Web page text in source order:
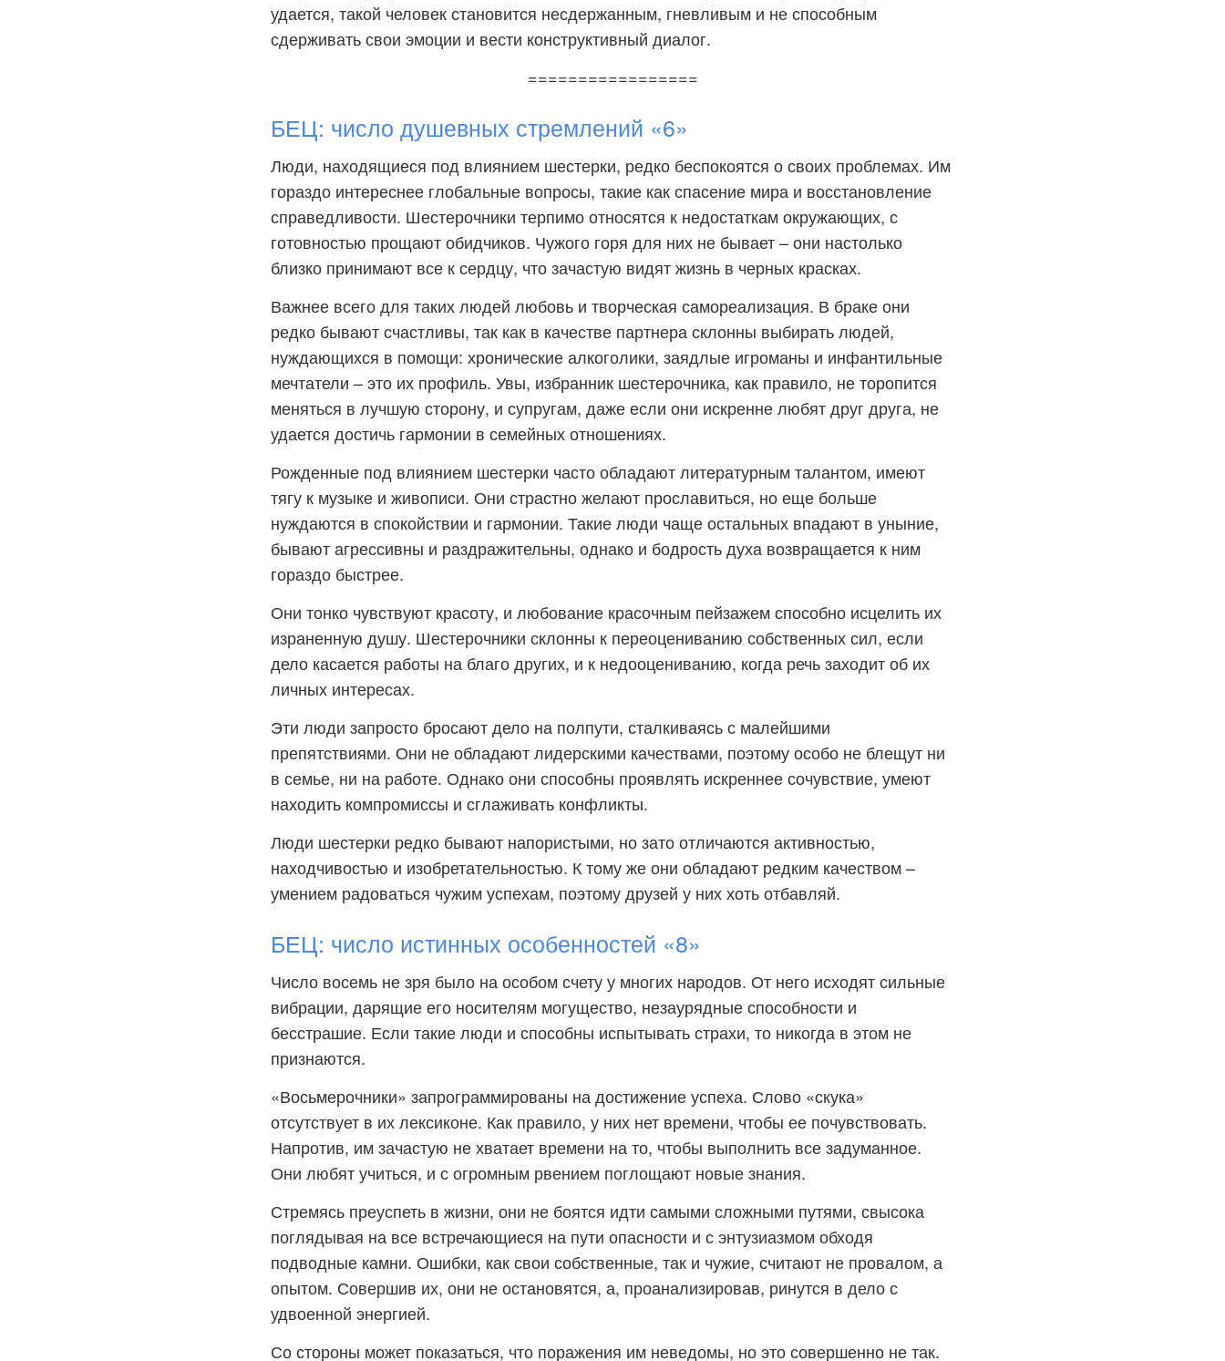
удается, такой человек становится несдержанным, гневливым и не способным
сдерживать свои эмоции и вести конструктивный диалог.
=================
БЕЦ: число душевных стремлений «6»
Люди, находящиеся под влиянием шестерки, редко беспокоятся о своих проблемах. Им
гораздо интереснее глобальные вопросы, такие как спасение мира и восстановление
справедливости. Шестерочники терпимо относятся к недостаткам окружающих, с
готовностью прощают обидчиков. Чужого горя для них не бывает – они настолько
близко принимают все к сердцу, что зачастую видят жизнь в черных красках.
Важнее всего для таких людей любовь и творческая самореализация. В браке они
редко бывают счастливы, так как в качестве партнера склонны выбирать людей,
нуждающихся в помощи: хронические алкоголики, заядлые игроманы и инфантильные
мечтатели – это их профиль. Увы, избранник шестерочника, как правило, не торопится
меняться в лучшую сторону, и супругам, даже если они искренне любят друг друга, не
удается достичь гармонии в семейных отношениях.
Рожденные под влиянием шестерки часто обладают литературным талантом, имеют
тягу к музыке и живописи. Они страстно желают прославиться, но еще больше
нуждаются в спокойствии и гармонии. Такие люди чаще остальных впадают в уныние,
бывают агрессивны и раздражительны, однако и бодрость духа возвращается к ним
гораздо быстрее.
Они тонко чувствуют красоту, и любование красочным пейзажем способно исцелить их
израненную душу. Шестерочники склонны к переоцениванию собственных сил, если
дело касается работы на благо других, и к недооцениванию, когда речь заходит об их
личных интересах.
Эти люди запросто бросают дело на полпути, сталкиваясь с малейшими
препятствиями. Они не обладают лидерскими качествами, поэтому особо не блещут ни
в семье, ни на работе. Однако они способны проявлять искреннее сочувствие, умеют
находить компромиссы и сглаживать конфликты.
Люди шестерки редко бывают напористыми, но зато отличаются активностью,
находчивостью и изобретательностью. К тому же они обладают редким качеством –
умением радоваться чужим успехам, поэтому друзей у них хоть отбавляй.
БЕЦ: число истинных особенностей «8»
Число восемь не зря было на особом счету у многих народов. От него исходят сильные
вибрации, дарящие его носителям могущество, незаурядные способности и
бесстрашие. Если такие люди и способны испытывать страхи, то никогда в этом не
признаются.
«Восьмерочники» запрограммированы на достижение успеха. Слово «скука»
отсутствует в их лексиконе. Как правило, у них нет времени, чтобы ее почувствовать.
Напротив, им зачастую не хватает времени на то, чтобы выполнить все задуманное.
Они любят учиться, и с огромным рвением поглощают новые знания.
Стремясь преуспеть в жизни, они не боятся идти самыми сложными путями, свысока
поглядывая на все встречающиеся на пути опасности и с энтузиазмом обходя
подводные камни. Ошибки, как свои собственные, так и чужие, считают не провалом, а
опытом. Совершив их, они не остановятся, а, проанализировав, ринутся в дело с
удвоенной энергией.
Со стороны может показаться, что поражения им неведомы, но это совершенно не так.